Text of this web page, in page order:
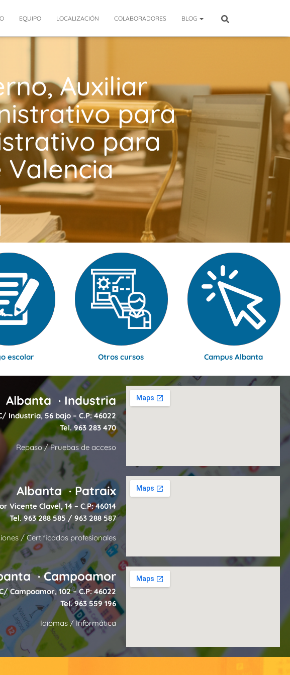
EQUIPO LOCALIZACIÓN COLABORADORES BLOG
Auxiliar
para
para
escolar Otros cursos Campus Albanta
Albanta · Industria
Industria, 56 bajo – C.P: 46022
Tel.963 283 470
Repaso / Pruebas de acceso
Albanta · Patraix
Vicente Clavel, 14 – C.P: 46014
Tel.963 288 585 / 963 288 587
/ Certificados profesionales
· Campoamor
Campoamor, 102 – C.P: 46022
Tel.963 559 196
Idiomas / Informática